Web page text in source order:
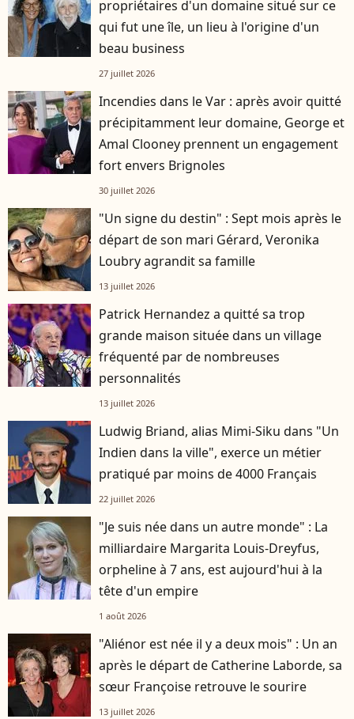
propriétaires d'un domaine situé sur ce
qui fut une île, un lieu à l'origine d'un
beau business
27 juillet 2026
Incendies dans le Var : après avoir quitté
précipitamment leur domaine, George et
Amal Clooney prennent un engagement
fort envers Brignoles
30 juillet 2026
"Un signe du destin" : Sept mois après le
départ de son mari Gérard, Veronika
Loubry agrandit sa famille
13 juillet 2026
Patrick Hernandez a quitté sa trop
grande maison située dans un village
fréquenté par de nombreuses
personnalités
13 juillet 2026
Ludwig Briand, alias Mimi-Siku dans "Un
Indien dans la ville", exerce un métier
pratiqué par moins de 4000 Français
22 juillet 2026
"Je suis née dans un autre monde" : La
milliardaire Margarita Louis-Dreyfus,
orpheline à 7 ans, est aujourd'hui à la
tête d'un empire
1 août 2026
"Aliénor est née il y a deux mois" : Un an
après le départ de Catherine Laborde, sa
sœur Françoise retrouve le sourire
13 juillet 2026